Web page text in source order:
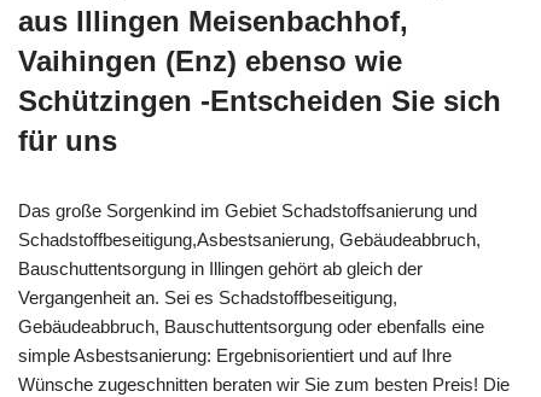
aus Illingen Meisenbachhof,
Vaihingen (Enz) ebenso wie
Schützingen -Entscheiden Sie sich
für uns
Das große Sorgenkind im Gebiet Schadstoffsanierung und
Schadstoffbeseitigung,Asbestsanierung, Gebäudeabbruch,
Bauschuttentsorgung in Illingen gehört ab gleich der
Vergangenheit an. Sei es Schadstoffbeseitigung,
Gebäudeabbruch, Bauschuttentsorgung oder ebenfalls eine
simple Asbestsanierung: Ergebnisorientiert und auf Ihre
Wünsche zugeschnitten beraten wir Sie zum besten Preis! Die